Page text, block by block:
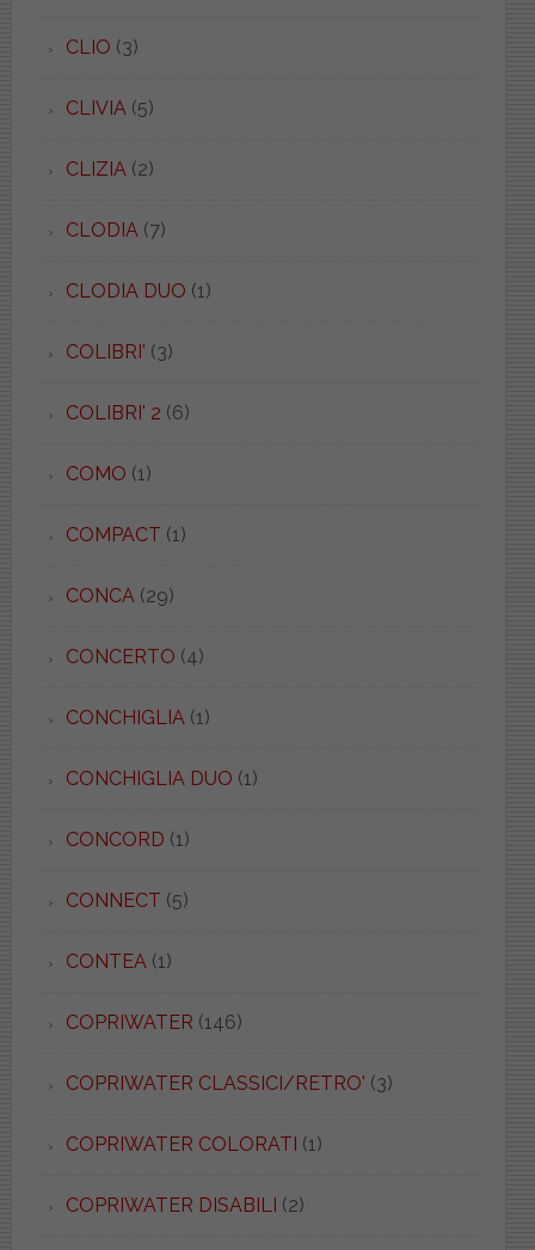
CLIO (3)
CLIVIA (5)
CLIZIA (2)
CLODIA (7)
CLODIA DUO (1)
COLIBRI' (3)
COLIBRI' 2 (6)
COMO (1)
COMPACT (1)
CONCA (29)
CONCERTO (4)
CONCHIGLIA (1)
CONCHIGLIA DUO (1)
CONCORD (1)
CONNECT (5)
CONTEA (1)
COPRIWATER (146)
COPRIWATER CLASSICI/RETRO' (3)
COPRIWATER COLORATI (1)
COPRIWATER DISABILI (2)